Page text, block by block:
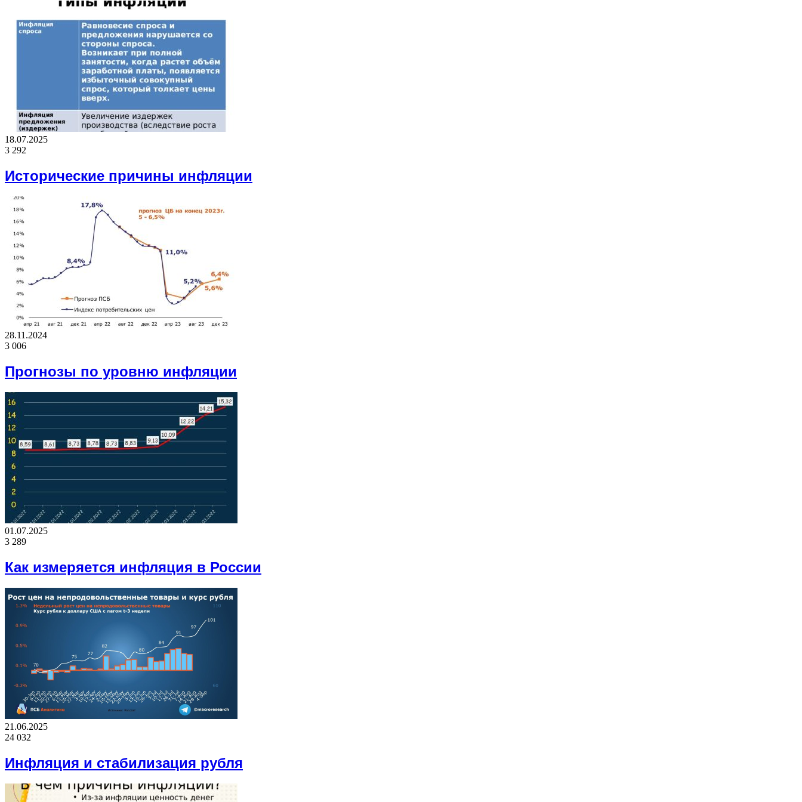
18.07.2025
3 292
Исторические причины инфляции
28.11.2024
3 006
Прогнозы по уровню инфляции
01.07.2025
3 289
Как измеряется инфляция в России
21.06.2025
24 032
Инфляция и стабилизация рубля